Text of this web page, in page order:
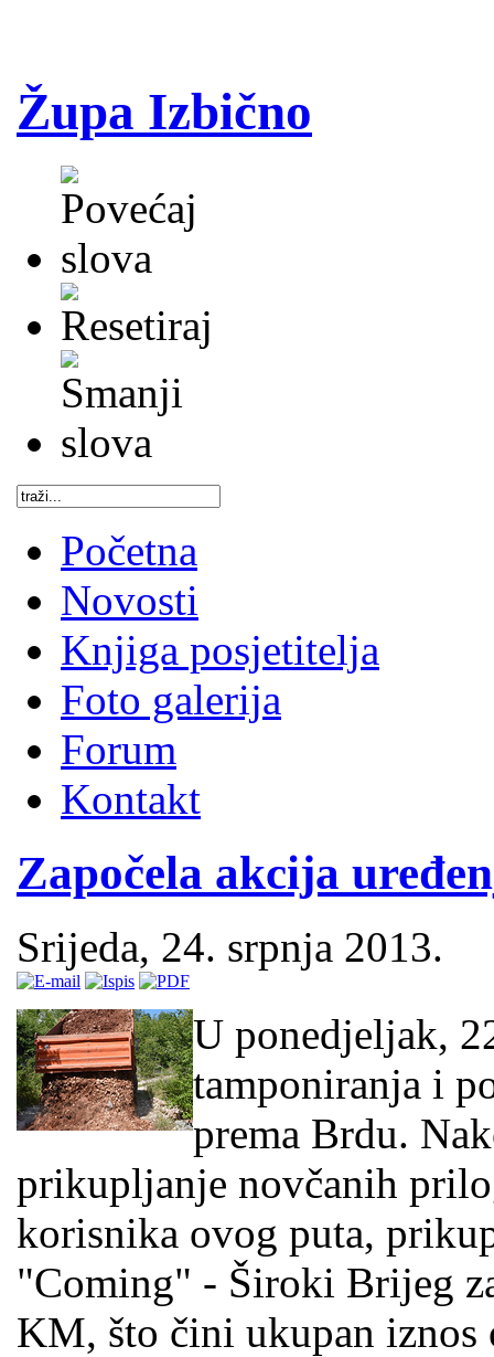
Župa Izbično
Početna
Novosti
Knjiga posjetitelja
Foto galerija
Forum
Kontakt
Započela akcija
Srijeda, 24. srpnja 2013.
U ponedjeljak,
tamponiranja i
prema Brdu.
prikupljanje novčanih
korisnika ovog puta,
"Coming" - Široki Brijeg
KM, što čini ukupan